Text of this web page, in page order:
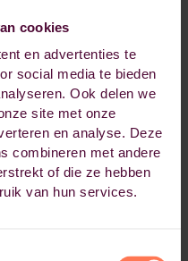
cookies
en advertenties te
social media te bieden
Ook delen we
site met onze
en analyse. Deze
combineren met andere
of die ze hebben
van hun services.
de Master in
de opleiding. ‘Door
smaak te pakken en
opleiding op
zou zijn. Ik hoorde
over deze opleiding bij
schot in de roos. De
toepasbaar. Precies
ben ik aan de
begin aan de